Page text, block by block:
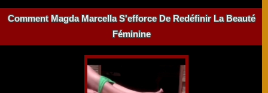
Comment Magda Marcella S'efforce De Redéfinir La Beauté
Féminine